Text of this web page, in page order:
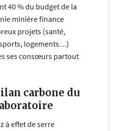
40 % du budget de la
minière finance
projets (santé,
logements…)
ses consœurs partout
carbone du
à effet de serre